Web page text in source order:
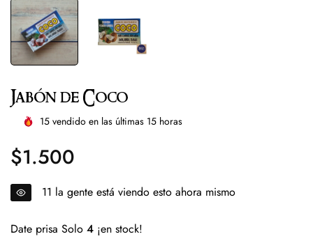
Jabón de Coco
15 vendido en las últimas 15 horas
Precio
regular
$1.500
20 la gente está viendo esto ahora mismo
Date prisa Solo 4 ¡en stock!